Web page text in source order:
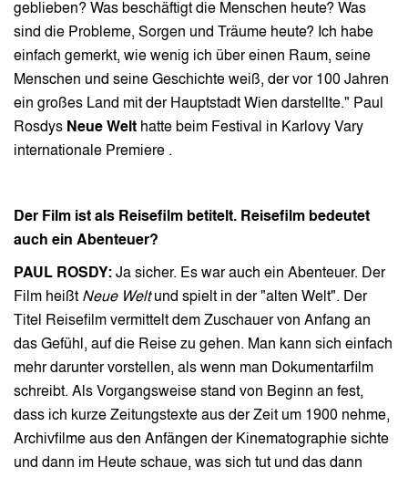
geblieben? Was beschäftigt die Menschen heute? Was
sind die Probleme, Sorgen und Träume heute? Ich habe
einfach gemerkt, wie wenig ich über einen Raum, seine
Menschen und seine Geschichte weiß, der vor 100 Jahren
ein großes Land mit der Hauptstadt Wien darstellte." Paul
Rosdys Neue Welt hatte beim Festival in Karlovy Vary
internationale Premiere .
Der Film ist als Reisefilm betitelt. Reisefilm bedeutet
auch ein Abenteuer?
PAUL ROSDY: Ja sicher. Es war auch ein Abenteuer. Der
Film heißt Neue Weltund spielt in der "alten Welt". Der
Titel Reisefilm vermittelt dem Zuschauer von Anfang an
das Gefühl, auf die Reise zu gehen. Man kann sich einfach
mehr darunter vorstellen, als wenn man Dokumentarfilm
schreibt. Als Vorgangsweise stand von Beginn an fest,
dass ich kurze Zeitungstexte aus der Zeit um 1900 nehme,
Archivfilme aus den Anfängen der Kinematographie sichte
und dann im Heute schaue, was sich tut und das dann